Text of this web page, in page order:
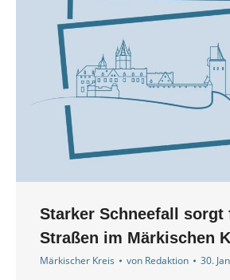
Starker Schneefall sorgt
Straßen im Märkischen
Märkischer Kreis von Redaktion 30.